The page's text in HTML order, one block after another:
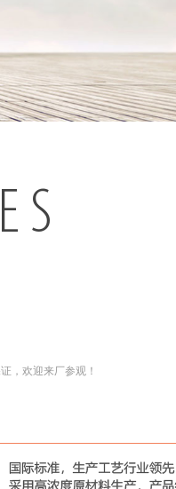
，欢迎来厂参观！